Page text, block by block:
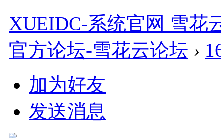
XUEIDC-系统官网 雪花
官方论坛-雪花云论坛 ›
加为好友
发送消息